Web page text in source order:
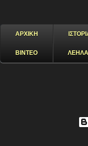
ΑΡΧΙΚΗ
ΒΙΝΤΕΟ